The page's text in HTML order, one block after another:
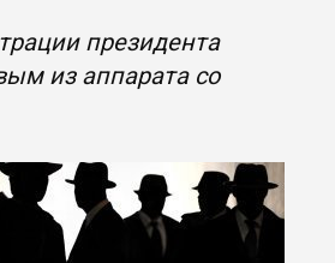
президента
из аппарата со